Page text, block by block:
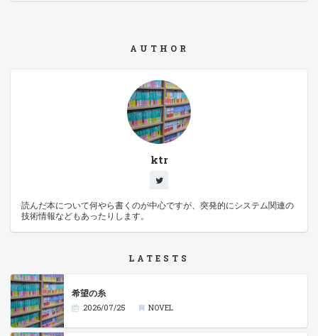
AUTHOR
ktr
読んだ本について何やら書くのが中心ですが、突発的にシステム関連の
技術情報などもあったりします。
LATESTS
希望の糸
2026/07/25 NOVEL